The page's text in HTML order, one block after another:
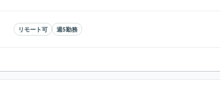
リモート可 週5勤務